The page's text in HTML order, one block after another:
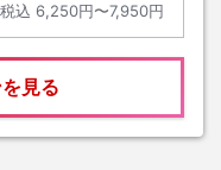
税込 6,250円〜7,950円
見る